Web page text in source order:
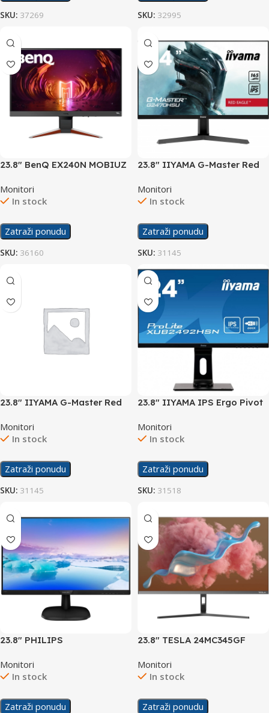
SKU: 37269 SKU: 32995
23.8″ BenQ EX240N MOBIUZ
Monitori
In stock
Zatraži ponudu
SKU: 36160
23.8″ IIYAMA G-Master Red
Gaming Display
Monitori
In stock
Zatraži ponudu
SKU: 31145
23.8″ IIYAMA G-Master Red
Display
Monitori
In stock
Zatraži ponudu
SKU: 31145
23.8″ IIYAMA IPS Ergo Pivot
Monitori
In stock
Zatraži ponudu
SKU: 31518
23.8″ PHILIPS
Monitori
In stock
Zatraži ponudu
23.8″ TESLA 24MC345GF
Monitori
In stock
Zatraži ponudu